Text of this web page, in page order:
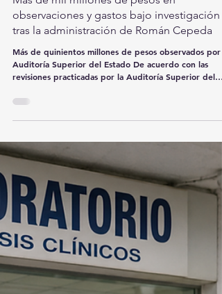
redcomarcamx
20 jul
5 min de lectura
observaciones y gastos bajo investigación
tras la administración de Román Cepeda
Más de quinientos millones de pesos observados por
Auditoría Superior del Estado De acuerdo con las
revisiones practicadas por la Auditoría Superior del
municipales correspondientes a 2022 y 2023, el
Ayuntamiento de Torreón acumuló observaciones por
531.1 millones de pesos. Los informes señalan que
durante 2022 quedaron pendientes de solventar 66
observaciones por aproximadamente 181.5 millones
pesos, mientras que en la r